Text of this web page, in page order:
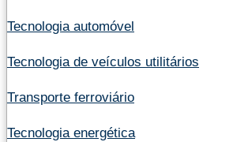
Tecnologia automóvel
Tecnologia de veículos utilitários
Transporte ferroviário
Tecnologia energética